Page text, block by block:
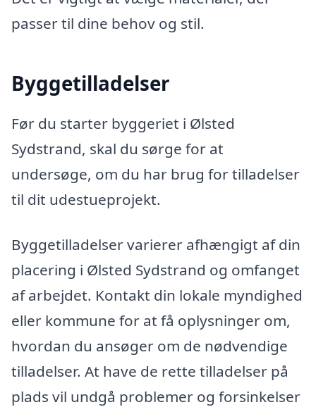
passer til dine behov og stil.
Byggetilladelser
Før du starter byggeriet i Ølsted
Sydstrand, skal du sørge for at
undersøge, om du har brug for tilladelser
til dit udestueprojekt.
Byggetilladelser varierer afhængigt af din
placering i Ølsted Sydstrand og omfanget
af arbejdet. Kontakt din lokale myndighed
eller kommune for at få oplysninger om,
hvordan du ansøger om de nødvendige
tilladelser. At have de rette tilladelser på
plads vil undgå problemer og forsinkelser